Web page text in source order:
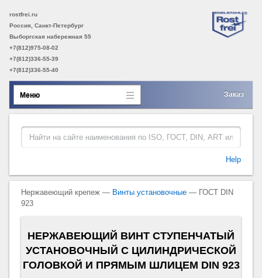
rostfrei.ru
Россия, Санкт-Петербург
Выборгская набережная 55
+7(812)975-08-02
+7(812)336-55-39
+7(812)336-55-40
Меню Заказ
Help
Нержавеющий крепеж — Винты установочные — ГОСТ DIN
923
НЕРЖАВЕЮЩИЙ ВИНТ СТУПЕНЧАТЫЙ
УСТАНОВОЧНЫЙ С ЦИЛИНДРИЧЕСКОЙ
ГОЛОВКОЙ И ПРЯМЫМ ШЛИЦЕМ DIN 923